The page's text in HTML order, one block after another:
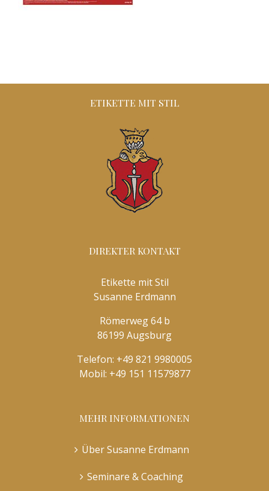
ETIKETTE MIT STIL
DIREKTER KONTAKT
Etikette mit Stil
Susanne Erdmann
Römerweg 64 b
86199 Augsburg
Telefon: +49 821 9980005
Mobil: +49 151 11579877
MEHR INFORMATIONEN
Über Susanne Erdmann
Seminare & Coaching